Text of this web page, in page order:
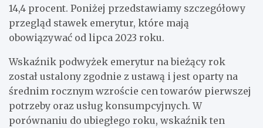
14,4 procent. Poniżej przedstawiamy szczegółowy
przegląd stawek emerytur, które mają
obowiązywać od lipca 2023 roku.
Wskaźnik podwyżek emerytur na bieżący rok
został ustalony zgodnie z ustawą i jest oparty na
średnim rocznym wzroście cen towarów pierwszej
potrzeby oraz usług konsumpcyjnych. W
porównaniu do ubiegłego roku, wskaźnik ten